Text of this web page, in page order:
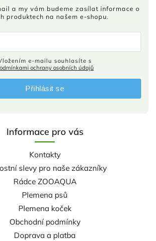
Informace pro vás
Kontakty
slevy pro naše zákazníky
Rádce ZOOAQUA
Plemena psů
Plemena koček
Obchodní podmínky
Doprava a platba
a my vám budeme zasílat informace o
produktech na našem e-shopu.
ochrany osobních údajů
Přihlásit se